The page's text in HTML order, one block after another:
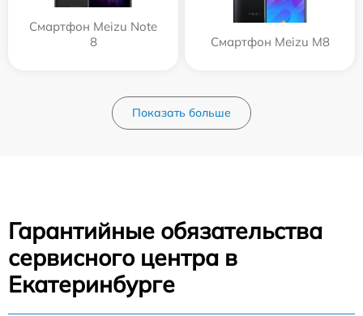
Смартфон Meizu Note
8
Смартфон Meizu M8
Показать больше
Гарантийные обязательства
сервисного центра в
Екатеринбурге